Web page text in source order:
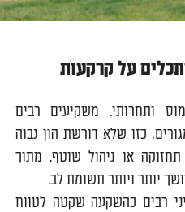
על קרקעות
ותחרותי. משקיעים רבים
כזו שלא דורשת הון גבוה
או ניהול שוטף. מתוך
יותר ויותר תשומת לב.
רבים כהשקעה שקטה לטווח